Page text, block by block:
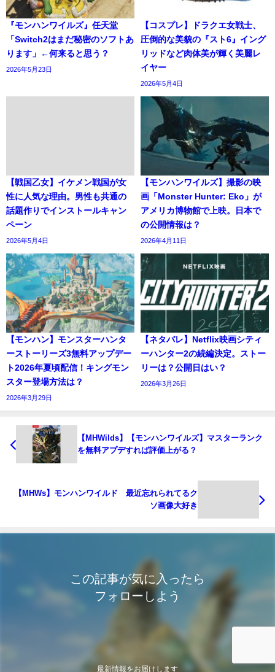
『モンハンワイルズ』任天堂
「Switch2はまだ秘密のソフトあ
ります」←何来ると思う？
2026年5月23日
【コスプレ】ドラクエ女戦士、
圧倒的な美貌の『スト6』イング
リッドなど肉体美が輝く美麗レ
イヤー
2026年5月4日
【戦国乙女】イケメン戦国が女
性に人気な理由。男性も共通の
話題作りでインストールキャン
ペーン
2026年5月4日
【モンハンワイルズ】撮影の映
画「Monster Hunter: Eko」が
アメリカ博物館で上映。日本で
の公開情報は？
2026年4月11日
【モンハン】モンスターハンタ
ーストーリーズ3無料アップデー
ト2026年夏頃配信！キングモン
スター登場方法は？
2026年3月29日
【ネタバレ】Netflix映画シティ
ーハンター2の続編決定。ストー
リーは？公開日はい？
2026年3月26日
【MHWilds】【モンハンワイルズ】マスターランク
を無料アプデすれば評価上がる？
【MHWs】モンハンワイルド 最近忘れられてるク
ソ画像大好き
この記事が気に入ったら
フォローしよう
最新情報をお届けします